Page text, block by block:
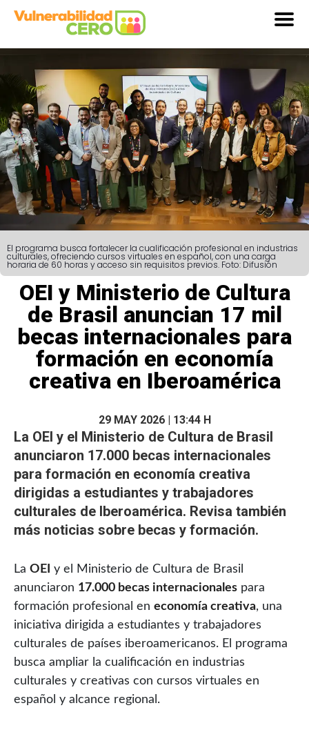
El programa busca fortalecer la cualificación profesional en industrias
culturales, ofreciendo cursos virtuales en español, con una carga
horaria de 60 horas y acceso sin requisitos previos. Foto: Difusión
OEI y Ministerio de Cultura
de Brasil anuncian 17 mil
becas internacionales para
formación en economía
creativa en Iberoamérica
29 MAY 2026 | 13:44 H
La OEI y el Ministerio de Cultura de Brasil
anunciaron 17.000 becas internacionales
para formación en economía creativa
dirigidas a estudiantes y trabajadores
culturales de Iberoamérica. Revisa también
más noticias sobre becas y formación.
La OEI y el Ministerio de Cultura de Brasil
anunciaron 17.000 becas internacionales para
formación profesional en economía creativa, una
iniciativa dirigida a estudiantes y trabajadores
culturales de países iberoamericanos. El programa
busca ampliar la cualificación en industrias
culturales y creativas con cursos virtuales en
español y alcance regional.